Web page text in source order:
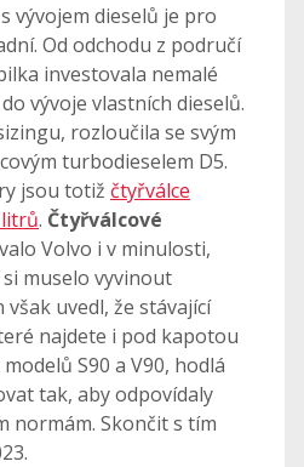
vývojem dieselů je pro
Od odchodu z područí
investovala nemalé
vývoje vlastních dieselů.
rozloučila se svým
turbodieselem D5.
jsou totiž čtyřválce
. Čtyřválcové
Volvo i v minulosti,
muselo vyvinout
však uvedl, že stávající
najdete i pod kapotou
S90 a V90, hodlá
tak, aby odpovídaly
normám. Skončit s tím